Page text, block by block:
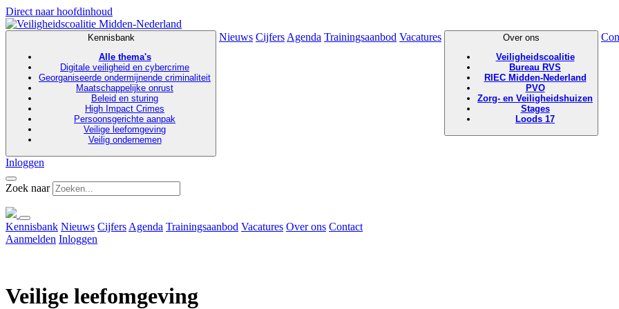
Direct naar hoofdinhoud
Kennisbank
Alle thema's
Digitale veiligheid en cybercrime
Georganiseerde ondermijnende criminaliteit
Maatschappelijke onrust
Beleid en sturing
High Impact Crimes
Persoonsgerichte aanpak
Veilige leefomgeving
Veilig ondernemen
Nieuws Cijfers Agenda Trainingsaanbod Vacatures
Over ons
Veiligheidscoalitie
Bureau RVS
RIEC Midden-Nederland
PVO
Zorg- en Veiligheidshuizen
Stages
Loods 17
Inloggen
Zoek naar
Kennisbank Nieuws Cijfers Agenda Trainingsaanbod Vacatures Over ons Contact
Aanmelden Inloggen
Veilige leefomgeving